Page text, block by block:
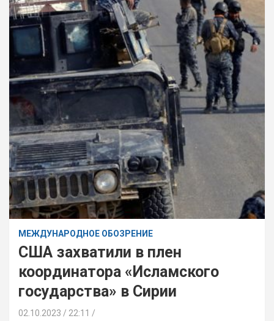
МЕЖДУНАРОДНОЕ ОБОЗРЕНИЕ
США захватили в плен
координатора «Исламского
государства» в Сирии
02.10.2023
22:11 /